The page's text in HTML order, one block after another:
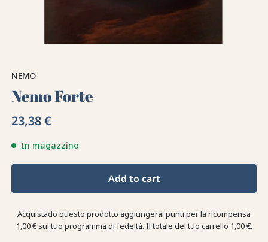
NEMO
Nemo Forte
23,38 €
In magazzino
Add to cart
Acquistado questo prodotto aggiungerai punti per la ricompensa
1,00 €sul tuo programma di fedeltà. Il totale del tuo carrello 1,00 €.